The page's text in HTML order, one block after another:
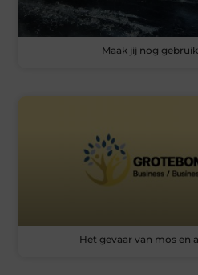
Maak jij nog gebruik
Het gevaar van mos en